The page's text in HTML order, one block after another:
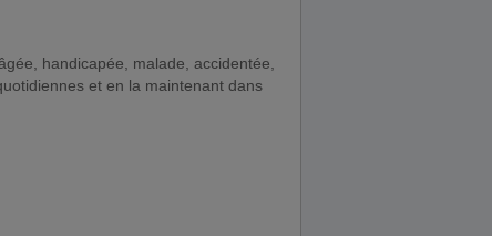
handicapée, malade, accidentée,
et en la maintenant dans